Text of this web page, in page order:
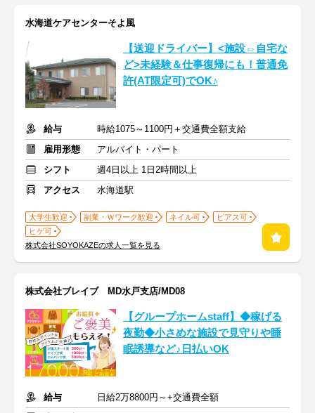
水海道ケアセンターそよ風
【送迎ドライバー】<施設⇔自宅な
ど>未経験＆仕事復帰にも！普通免
許(AT限定可)でOK♪
給与
時給1075～1100円＋交通費全額支給
雇用形態
アルバイト・パート
シフト
週4日以上 1日2時間以上
アクセス
水海道駅
大学生歓迎 副業・Ｗワーク歓迎 ネイル可
ピアス可
ヒゲ可
株式会社SOYOKAZEの求人一覧を見る
株式会社ブレイブ MD水戸支店/MD08
【グループホームstaff】◆稼げる
夜勤◆小さめな施設で見守りや睡
眠誘導など♪日払いOK
給与
日給2万8800円～+交通費全額